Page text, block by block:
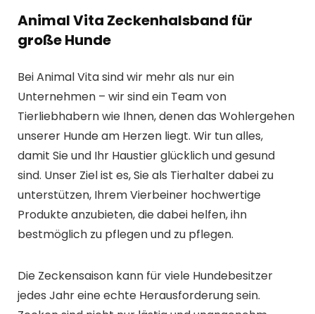
Animal Vita Zeckenhalsband für
große Hunde
Bei Animal Vita sind wir mehr als nur ein
Unternehmen – wir sind ein Team von
Tierliebhabern wie Ihnen, denen das Wohlergehen
unserer Hunde am Herzen liegt. Wir tun alles,
damit Sie und Ihr Haustier glücklich und gesund
sind. Unser Ziel ist es, Sie als Tierhalter dabei zu
unterstützen, Ihrem Vierbeiner hochwertige
Produkte anzubieten, die dabei helfen, ihn
bestmöglich zu pflegen und zu pflegen.
Die Zeckensaison kann für viele Hundebesitzer
jedes Jahr eine echte Herausforderung sein.